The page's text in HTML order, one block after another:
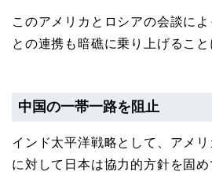
このアメリカとロシアの会談に
との連携も暗礁に乗り上げること
中国の一帯一路を阻止
インド太平洋戦略として、アメ
に対して日本は協力的方針を固め